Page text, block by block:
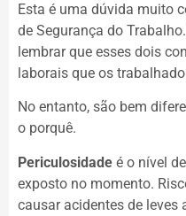
Esta é uma dúvida muito
de Segurança do
lembrar que esses dois
laborais que os
No entanto, são bem
o porquê.
Periculosidade é o nível
exposto no momento.
causar acidentes de leves